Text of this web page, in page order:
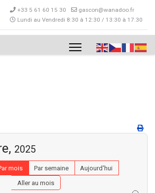
+33 5 61 60 15 30
gascon@wanadoo.fr
Lundi au Vendredi 8:30 à 12:30 / 13:30 à 17:30
2025
mois Par semaine
Aujourd'hui
Aller au mois